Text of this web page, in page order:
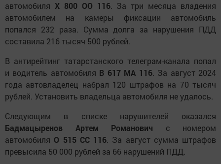
автомобиля Х 800 ОО 116. За три месяца владения
автомобилем на камеры фиксации автомобиль
попался 232 раза. Сумма долга за нарушения ПДД
составила 216 тысяч 500 рублей.
В антирейтинг татарстанского телеграм-канала попал
и водитель автомобиля В 617 МА 116. За август 2024
года автовладелец набрал 120 штрафов на 70 тысяч
рублей. Установить владельца автомобиля не удалось.
Следующим в списке нарушителей оказался
Бадмацыренов Артем Романович с номером
автомобиля О 515 СС 116. За август сумма штрафов
превысила 50 000 рублей за 66 нарушений ПДД.